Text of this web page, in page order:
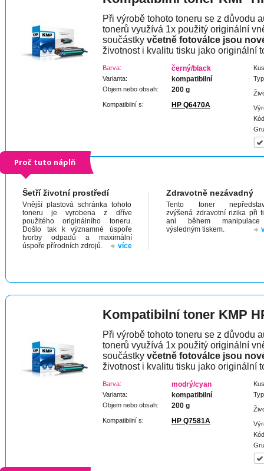
Při výrobě tohoto toneru se z důvodu
tonerů využívá 1x použitý originální
součástky včetně fotoválce jsou
životnost i kvalitu tisku jako originální
Barva: černý/black
Varianta: kompatibilní
Objem nebo obsah: 200 g
Kompatibilní s: HP Q6470A
Proč tuto náplň
Šetří životní prostředí
Vnější plastová schránka tohoto
toneru je vyrobena z dříve
použitého originálního toneru.
Došlo tak k významné úspoře
tvorby odpadů a maximální
úspoře přírodních zdrojů.
více
Zdravotně nezávadný
Tento toner
zvýšená zdravotní rizika při
ani během
výsledným tiskem.
Kompatibilní toner KMP
Při výrobě tohoto toneru se z důvodu
tonerů využívá 1x použitý originální
součástky včetně fotoválce jsou
životnost i kvalitu tisku jako originální
Barva: modrý/cyan
Varianta: kompatibilní
Objem nebo obsah: 200 g
Kompatibilní s: HP Q7581A